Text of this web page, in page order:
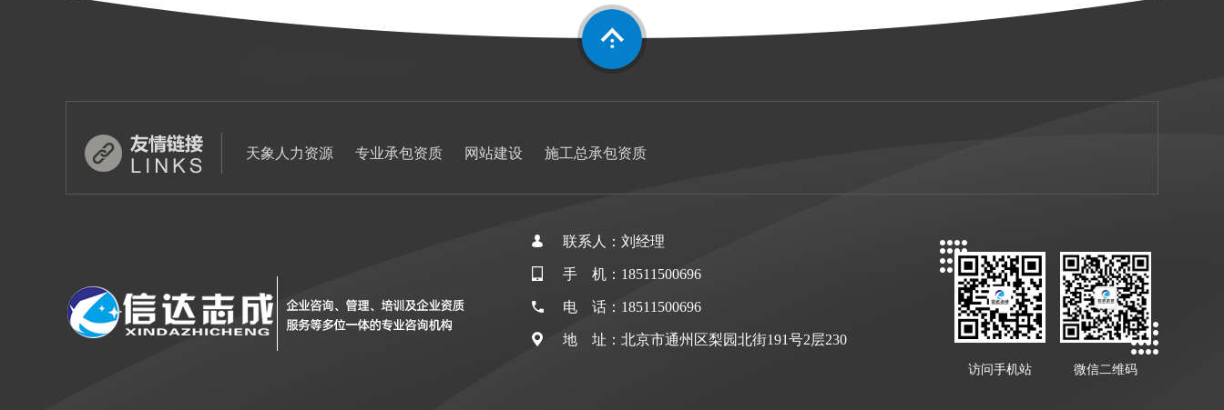
天象人力资源 专业承包资质 网站建设 施工总承包资质
联系人：刘经理
手 机：18511500696
电 话：18511500696
地 址：北京市通州区梨园北街191号2层230
访问手机站 微信二维码